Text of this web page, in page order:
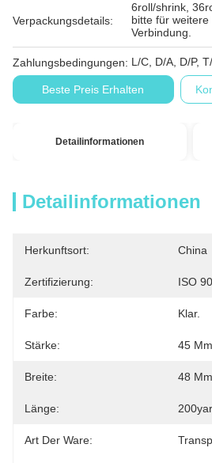
Verpackungsdetails:
6roll/shrink,
bitte für weitere
Verbindung.
Zahlungsbedingungen: L/C, D/A, D/P,
Beste Preis Erhalten
Detailinformationen
Detailinformationen
Herkunftsort: China
Zertifizierung: ISO
Farbe: Klar.
Stärke: 45 Μm
Breite: 48 Mm
Länge:
Art Der Ware: